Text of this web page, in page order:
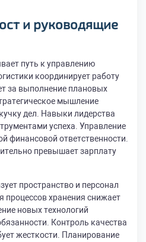
и руководящие
путь к управлению
координирует работу
за выполнение плановых
мышление
дел. Навыки лидерства
успеха. Управление
финансовой ответственности.
превышает зарплату
пространство и персонал
хранения снижает
новых технологий
Контроль качества
жесткости. Планирование